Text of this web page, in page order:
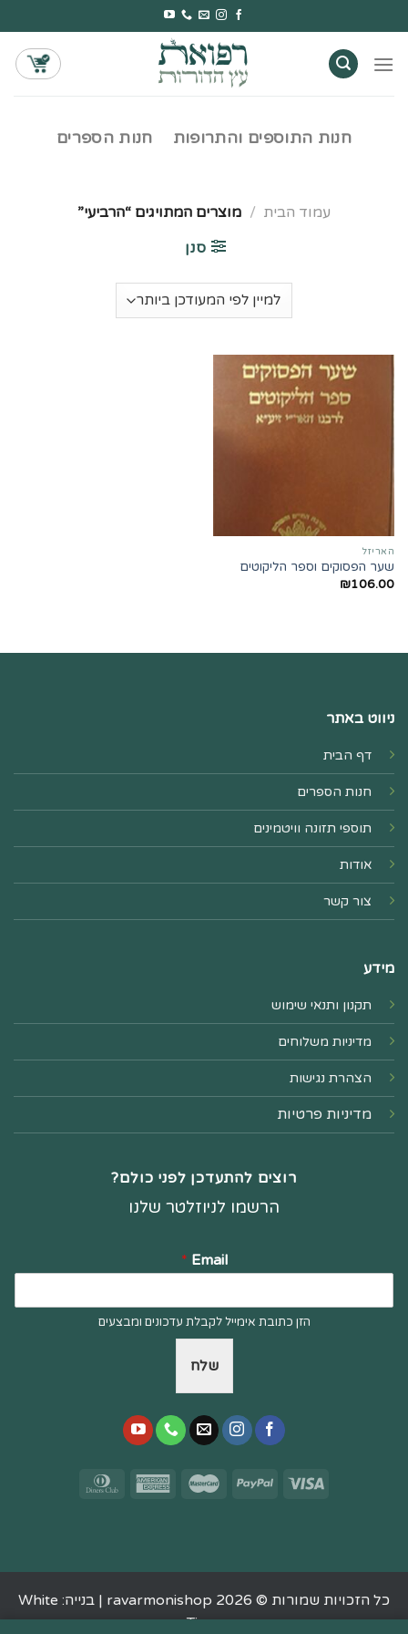
to
content
חנות התוספים והתרופות חנות הספרים
עמוד הבית / מוצרים המתויגים “הרביעי”
סנן
האריזל
שער הפסוקים וספר הליקוטים
₪106.00
ניווט באתר
דף הבית
חנות הספרים
תוספי תזונה וויטמינים
אודות
צור קשר
מידע
תקנון ותנאי שימוש
מדיניות משלוחים
הצהרת נגישות
מדיניות פרטיות
רוצים להתעדכן לפני כולם?
הרשמו לניוזלטר שלנו
Email
*
הזן כתובת אימייל לקבלת עדכונים ומבצעים
שלח
כל הזכויות שמורות © 2026 ravarmonishop |
בנייה: White
Tiger